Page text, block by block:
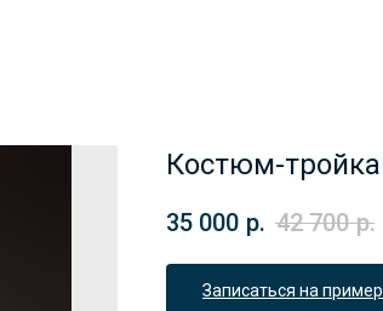
Костюм-
35 000 р. 42 700 р.
Записаться на